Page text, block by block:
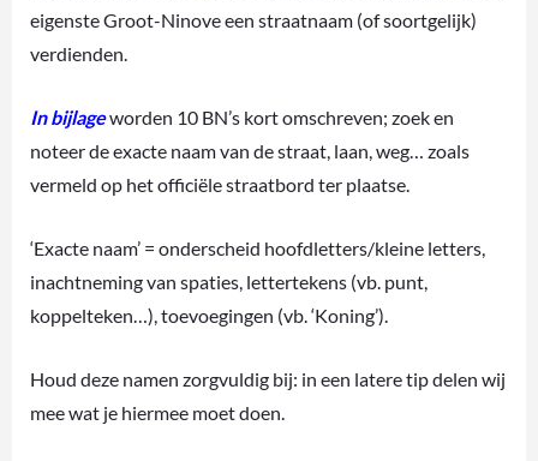
eigenste Groot-Ninove een straatnaam (of soortgelijk)
verdienden.
In bijlageworden 10 BN’s kort omschreven; zoek en
noteer de exacte naam van de straat, laan, weg… zoals
vermeld op het officiële straatbord ter plaatse.
‘Exacte naam’ = onderscheid hoofdletters/kleine letters,
inachtneming van spaties, lettertekens (vb. punt,
koppelteken…), toevoegingen (vb. ‘Koning’).
Houd deze namen zorgvuldig bij: in een latere tip delen wij
mee wat je hiermee moet doen.